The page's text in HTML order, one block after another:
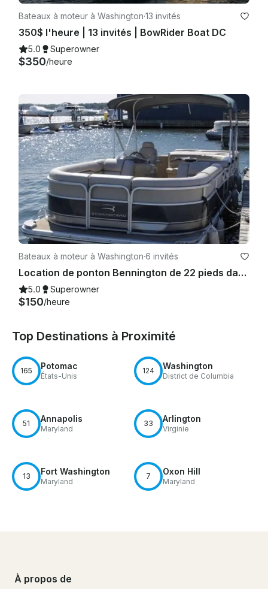
Bateaux à moteur à Washington·13 invités
350$ l'heure | 13 invités | BowRider Boat DC
5.0 Superowner
$350/heure
Bateaux à moteur à Washington·6 invités
Location de ponton Bennington de 22 pieds dans le port national pour 6 personnes
5.0 Superowner
$150/heure
Top Destinations à Proximité
165 Potomac
États-Unis
124 Washington
District de Columbia
51 Annapolis
Maryland
33 Arlington
Virginie
13 Fort Washington
Maryland
7 Oxon Hill
Maryland
À propos de